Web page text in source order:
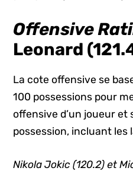
Offensive
Leonard
La cote offensive se
100 possessions pour
offensive d’un joueur et
possession, incluant les
Nikola Jokic (120.2) et